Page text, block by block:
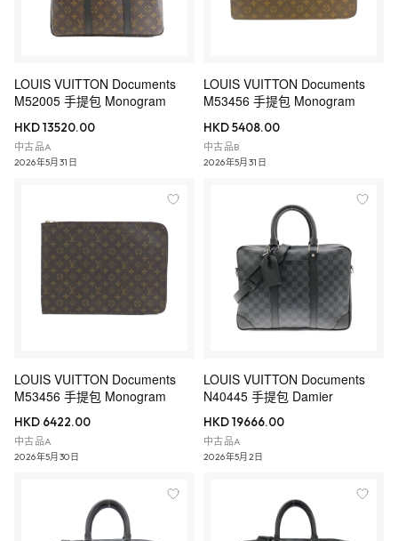
LOUIS VUITTON Documents
M52005 手提包 Monogram
HKD 13520.00
中古品A
2026年5月31日
LOUIS VUITTON Documents
M53456 手提包 Monogram
HKD 5408.00
中古品B
2026年5月31日
LOUIS VUITTON Documents
M53456 手提包 Monogram
HKD 6422.00
中古品A
2026年5月30日
LOUIS VUITTON Documents
N40445 手提包 Damier
HKD 19666.00
中古品A
2026年5月2日